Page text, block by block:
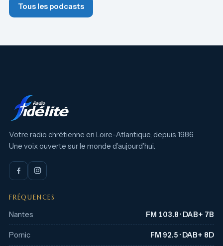
Tous les podcasts
Votre radio chrétienne en Loire-Atlantique, depuis 1986.
Une voix ouverte sur le monde d’aujourd’hui.
FRÉQUENCES
Nantes FM 103.8 · DAB+ 7B
Pornic FM 92.5 · DAB+ 8D